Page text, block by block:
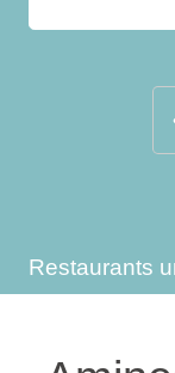
Marken
Restaurants